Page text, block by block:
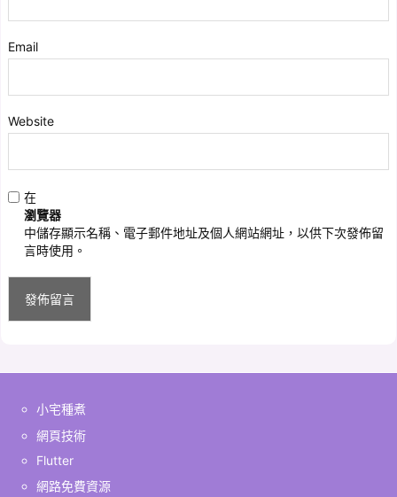
Email
Website
在
瀏覽器
中儲存顯示名稱、電子郵件地址及個人網站網址，以供下次發佈留
言時使用。
小宅種煮
網頁技術
Flutter
網路免費資源